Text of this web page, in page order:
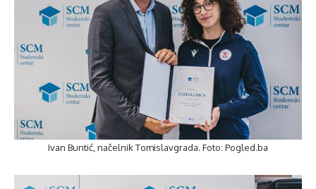
Ivan Buntić, načelnik Tomislavgrada. Foto: Pogled.ba